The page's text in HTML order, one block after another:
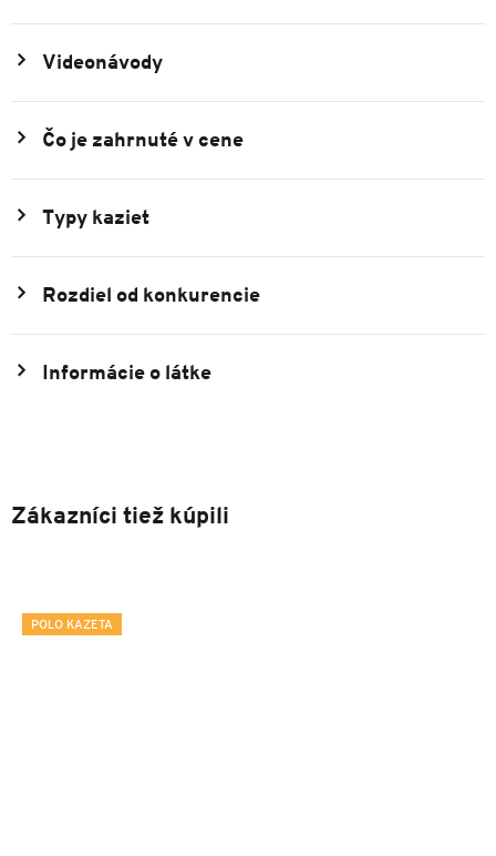
Videonávody
Čo je zahrnuté v cene
Typy kaziet
Rozdiel od konkurencie
Informácie o látke
Zákazníci tiež kúpili
POLO KAZETA